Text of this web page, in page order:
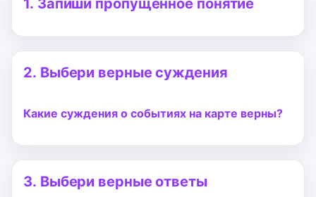
1. Запиши пропущенное понятие
2. Выбери верные суждения
Какие суждения о событиях на карте верны?
3. Выбери верные ответы